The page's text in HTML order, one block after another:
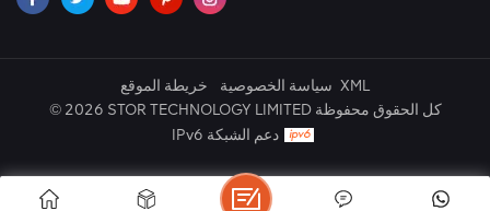
خريطة الموقع سياسة الخصوصية XML
© 2026 STOR TECHNOLOGY LIMITED كل الحقوق محفوظة
IPv6 دعم الشبكة